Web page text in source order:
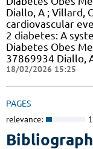
Diallo, A ; Villard,
cardiovascular
2 diabetes: A
Diabetes Obes
37869934 Diallo,
18/02/2026 15:25
PAGES
relevance: